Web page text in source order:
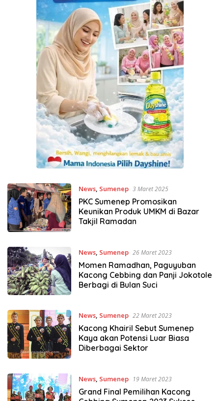
News, Sumenep 3 Maret 2025
PKC Sumenep Promosikan
Keunikan Produk UMKM di Bazar
Takjil Ramadan
News, Sumenep 26 Maret 2023
Momen Ramadhan, Paguyuban
Kacong Cebbing dan Panji Jokotole
Berbagi di Bulan Suci
News, Sumenep 22 Maret 2023
Kacong Khairil Sebut Sumenep
Kaya akan Potensi Luar Biasa
Diberbagai Sektor
News, Sumenep 19 Maret 2023
Grand Final Pemilihan Kacong